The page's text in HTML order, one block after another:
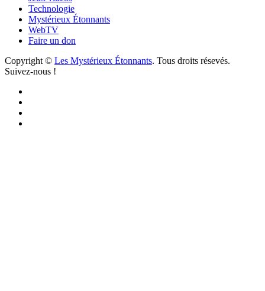
Technologie
Mystérieux Étonnants
WebTV
Faire un don
Copyright © Les Mystérieux Étonnants. Tous droits résevés.
Suivez-nous !